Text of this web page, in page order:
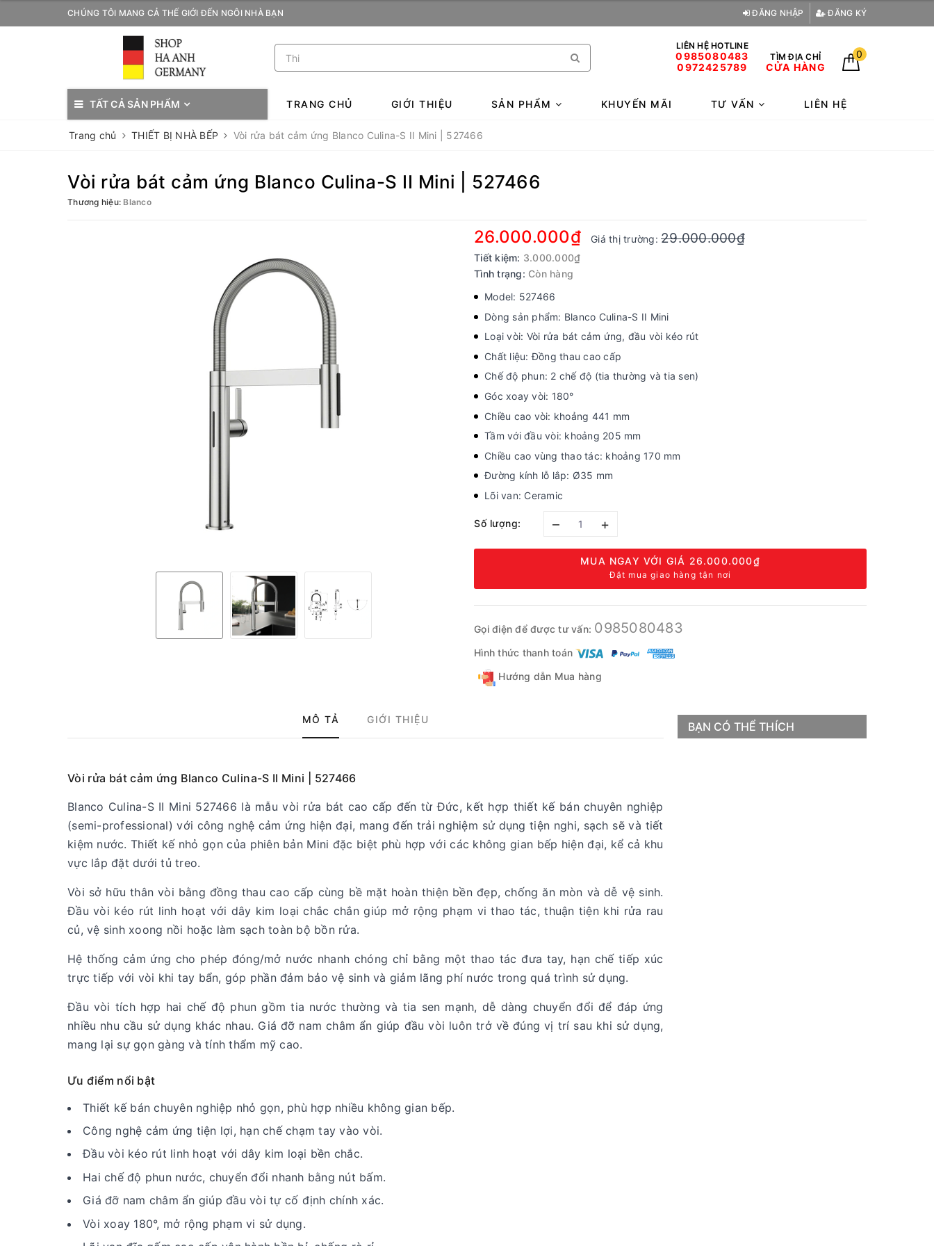
CHÚNG TÔI MANG CẢ THẾ GIỚI ĐẾN NGÔI NHÀ BẠN ĐĂNG NHẬP ĐĂNG KÝ
LIÊN HỆ HOTLINE
0985080483
0972425789
TÌM ĐỊA CHỈ
CỬA HÀNG
0
TẤT CẢ SẢN PHẨM TRANG CHỦ GIỚI THIỆU SẢN PHẨM KHUYẾN MÃI TƯ VẤN LIÊN HỆ
Trang chủ THIẾT BỊ NHÀ BẾP Vòi rửa bát cảm ứng Blanco Culina-S II Mini | 527466
Vòi rửa bát cảm ứng Blanco Culina-S II Mini | 527466
Thương hiệu: Blanco
26.000.000₫ Giá thị trường: 29.000.000₫
Tiết kiệm: 3.000.000₫
Tình trạng: Còn hàng
Model: 527466
Dòng sản phẩm: Blanco Culina-S II Mini
Loại vòi: Vòi rửa bát cảm ứng, đầu vòi kéo rút
Chất liệu: Đồng thau cao cấp
Chế độ phun: 2 chế độ (tia thường và tia sen)
Góc xoay vòi: 180°
Chiều cao vòi: khoảng 441 mm
Tầm với đầu vòi: khoảng 205 mm
Chiều cao vùng thao tác: khoảng 170 mm
Đường kính lỗ lắp: Ø35 mm
Lõi van: Ceramic
Số lượng: – +
MUA NGAY VỚI GIÁ 26.000.000₫
Đặt mua giao hàng tận nơi
Gọi điện để được tư vấn: 0985080483
Hình thức thanh toán
Hướng dẫn Mua hàng
MÔ TẢ GIỚI THIỆU
Vòi rửa bát cảm ứng Blanco Culina-S II Mini | 527466
Blanco Culina-S II Mini 527466 là mẫu vòi rửa bát cao cấp đến từ Đức, kết hợp thiết kế bán chuyên nghiệp
(semi-professional) với công nghệ cảm ứng hiện đại, mang đến trải nghiệm sử dụng tiện nghi, sạch sẽ và tiết
kiệm nước. Thiết kế nhỏ gọn của phiên bản Mini đặc biệt phù hợp với các không gian bếp hiện đại, kể cả khu
vực lắp đặt dưới tủ treo.
Vòi sở hữu thân vòi bằng đồng thau cao cấp cùng bề mặt hoàn thiện bền đẹp, chống ăn mòn và dễ vệ sinh.
Đầu vòi kéo rút linh hoạt với dây kim loại chắc chắn giúp mở rộng phạm vi thao tác, thuận tiện khi rửa rau
củ, vệ sinh xoong nồi hoặc làm sạch toàn bộ bồn rửa.
Hệ thống cảm ứng cho phép đóng/mở nước nhanh chóng chỉ bằng một thao tác đưa tay, hạn chế tiếp xúc
trực tiếp với vòi khi tay bẩn, góp phần đảm bảo vệ sinh và giảm lãng phí nước trong quá trình sử dụng.
Đầu vòi tích hợp hai chế độ phun gồm tia nước thường và tia sen mạnh, dễ dàng chuyển đổi để đáp ứng
nhiều nhu cầu sử dụng khác nhau. Giá đỡ nam châm ẩn giúp đầu vòi luôn trở về đúng vị trí sau khi sử dụng,
mang lại sự gọn gàng và tính thẩm mỹ cao.
Ưu điểm nổi bật
Thiết kế bán chuyên nghiệp nhỏ gọn, phù hợp nhiều không gian bếp.
Công nghệ cảm ứng tiện lợi, hạn chế chạm tay vào vòi.
Đầu vòi kéo rút linh hoạt với dây kim loại bền chắc.
Hai chế độ phun nước, chuyển đổi nhanh bằng nút bấm.
Giá đỡ nam châm ẩn giúp đầu vòi tự cố định chính xác.
Vòi xoay 180°, mở rộng phạm vi sử dụng.
BẠN CÓ THỂ THÍCH